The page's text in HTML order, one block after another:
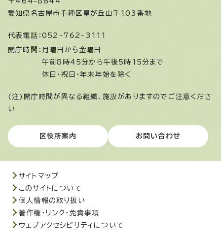
愛知県名古屋市千種区星が丘山手103番地
代表電話： 052-762-3111
開庁時間： 月曜日から金曜日
午前8時45分から午後5時15分まで
休日・祝日・年末年始を除く
(注)開庁時間が異なる組織、施設がありますのでご注意くださ
い
区役所案内 お問い合わせ
サイトマップ
このサイトについて
個人情報の取り扱い
著作権・リンク・免責事項
ウェブアクセシビリティについて